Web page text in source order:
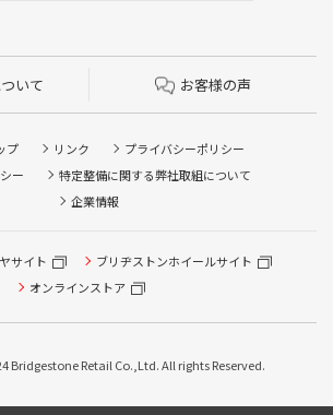
いて お客様の声
プ リンク
プライバシーポリシー
ー
特定整備に関する弊社取組について
企業情報
サイト
ブリヂストンホイールサイト
オンラインストア
Bridgestone Retail Co.,Ltd. All rights Reserved.
全点検/タイヤ履き替え/オイル交換/その他